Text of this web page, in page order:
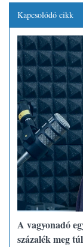
Kapcsolódó cikk
A vagyonadó
százalék meg